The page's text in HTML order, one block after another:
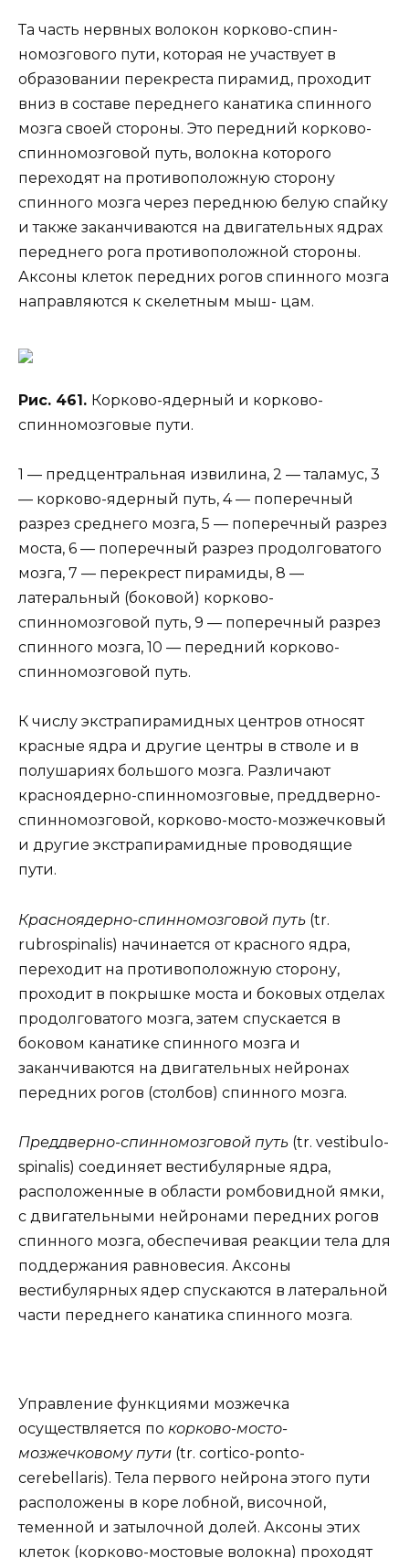
Та часть нервных волокон корково-спин-
номозгового пути, которая не участвует в
образовании перекреста пирамид, проходит
вниз в составе переднего канатика спинного
мозга своей стороны. Это передний корково-
спинномозговой путь, волокна которого
переходят на противоположную сторону
спинного мозга через переднюю белую спайку
и также заканчиваются на двигательных ядрах
переднего рога противоположной стороны.
Аксоны клеток передних рогов спинного мозга
направляются к скелетным мыш- цам.
Рис. 461. Корково-ядерный и корково-
спинномозговые пути.
1 — предцентральная извилина, 2 — таламус, 3
— корково-ядерный путь, 4 — поперечный
разрез среднего мозга, 5 — поперечный разрез
моста, 6 — поперечный разрез продолговатого
мозга, 7 — перекрест пирамиды, 8 —
латеральный (боковой) корково-
спинномозговой путь, 9 — поперечный разрез
спинного мозга, 10 — передний корково-
спинномозговой путь.
К числу экстрапирамидных центров относят
красные ядра и другие центры в стволе и в
полушариях большого мозга. Различают
красноядерно-спинномозговые, преддверно-
спинномозговой, корково-мосто-мозжечковый
и другие экстрапирамидные проводящие
пути.
Красноядерно-спинномозговой путь (tr.
rubrospinalis) начинается от красного ядра,
переходит на противоположную сторону,
проходит в покрышке моста и боковых отделах
продолговатого мозга, затем спускается в
боковом канатике спинного мозга и
заканчиваются на двигательных нейронах
передних рогов (столбов) спинного мозга.
Преддверно-спинномозговой путь (tr. vestibulo-
spinalis) соединяет вестибулярные ядра,
расположенные в области ромбовидной ямки,
с двигательными нейронами передних рогов
спинного мозга, обеспечивая реакции тела для
поддержания равновесия. Аксоны
вестибулярных ядер спускаются в латеральной
части переднего канатика спинного мозга.
Управление функциями мозжечка
осуществляется по корково-мосто-
мозжечковому пути (tr. сortico-ponto-
cerebellaris). Тела первого нейрона этого пути
расположены в коре лобной, височной,
теменной и затылочной долей. Аксоны этих
клеток (корково-мостовые волокна) проходят